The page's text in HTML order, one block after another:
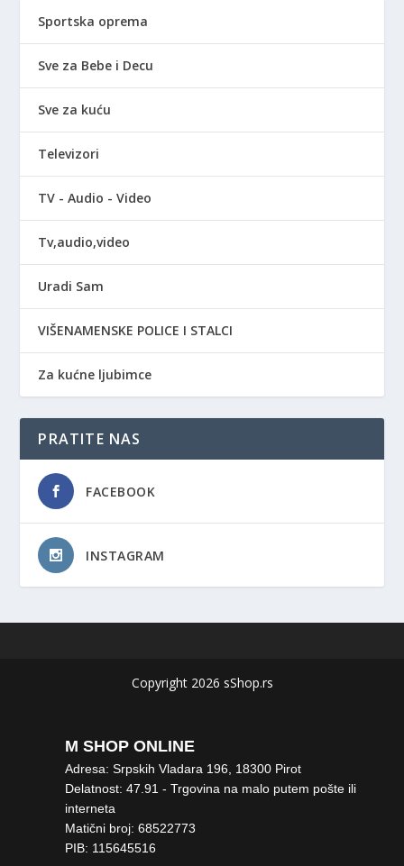
Sportska oprema
Sve za Bebe i Decu
Sve za kuću
Televizori
TV - Audio - Video
Tv,audio,video
Uradi Sam
VIŠENAMENSKE POLICE I STALCI
Za kućne ljubimce
PRATITE NAS
FACEBOOK
INSTAGRAM
Copyright 2026 sShop.rs
M SHOP ONLINE
Adresa: Srpskih Vladara 196, 18300 Pirot
Delatnost: 47.91 - Trgovina na malo putem pošte ili
interneta
Matični broj: 68522773
PIB: 115645516